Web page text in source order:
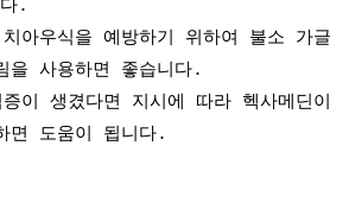
다.
아우식을 예방하기 위하여 불소 가글
을 사용하면 좋습니다.
이 생겼다면 지시에 따라 헥사메딘이
면 도움이 됩니다.